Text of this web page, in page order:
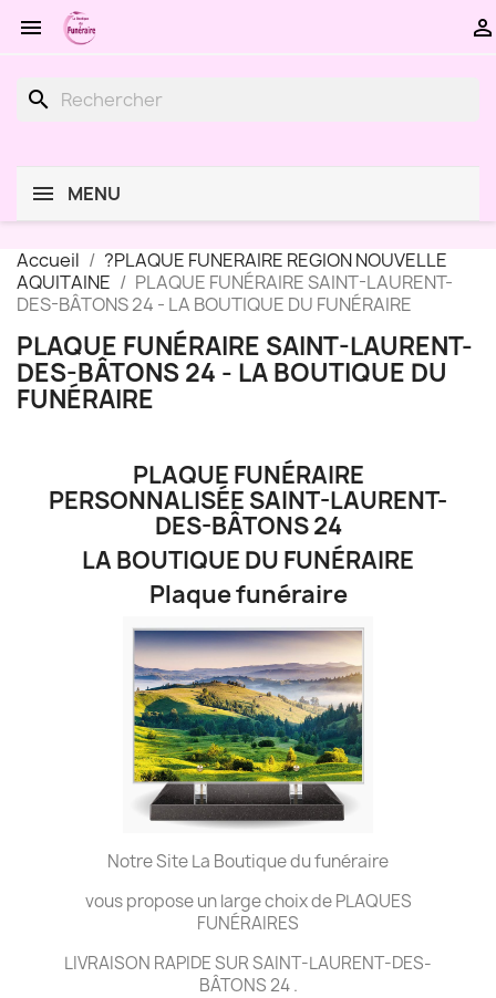
 
search
MENU
Accueil
?PLAQUE FUNERAIRE REGION NOUVELLE
AQUITAINE
PLAQUE FUNÉRAIRE SAINT-LAURENT-
DES-BÂTONS 24 - LA BOUTIQUE DU FUNÉRAIRE
PLAQUE FUNÉRAIRE SAINT-LAURENT-
DES-BÂTONS 24 - LA BOUTIQUE DU
FUNÉRAIRE
PLAQUE FUNÉRAIRE
PERSONNALISÉE SAINT-LAURENT-
DES-BÂTONS 24
LA BOUTIQUE DU FUNÉRAIRE
Plaque funéraire
Notre Site La Boutique du funéraire
vous propose un large choix de PLAQUES
FUNÉRAIRES
LIVRAISON RAPIDE SUR SAINT-LAURENT-DES-
BÂTONS 24 .